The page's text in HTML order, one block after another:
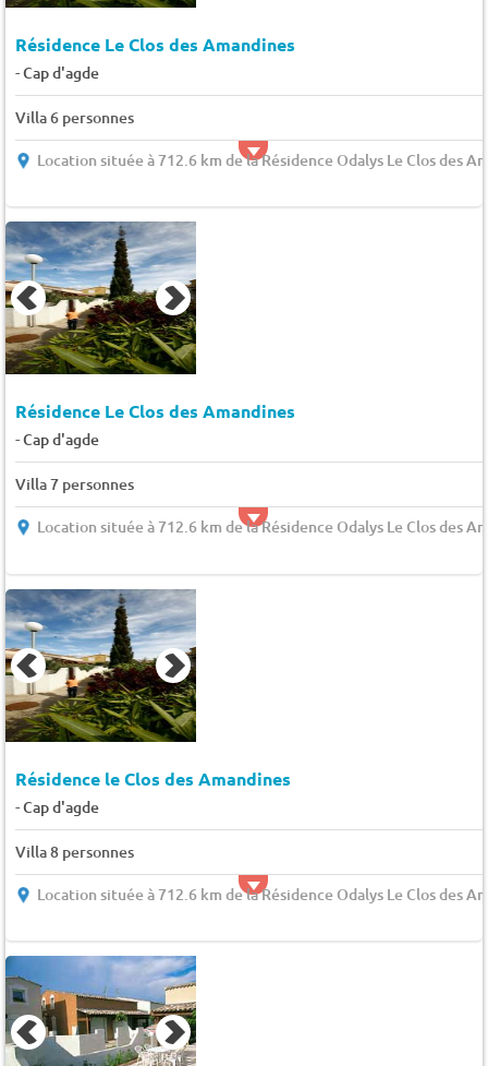
Résidence Le Clos des Amandines
-Cap d'agde
Villa 6 personnes
Location située à 712.6 km de la Résidence Odalys Le Clos des
Résidence Le Clos des Amandines
-Cap d'agde
Villa 7 personnes
Location située à 712.6 km de la Résidence Odalys Le Clos des
Résidence le Clos des Amandines
-Cap d'agde
Villa 8 personnes
Location située à 712.6 km de la Résidence Odalys Le Clos des